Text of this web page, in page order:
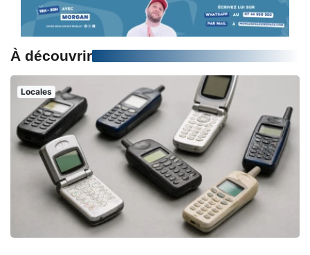
À découvrir
Locales